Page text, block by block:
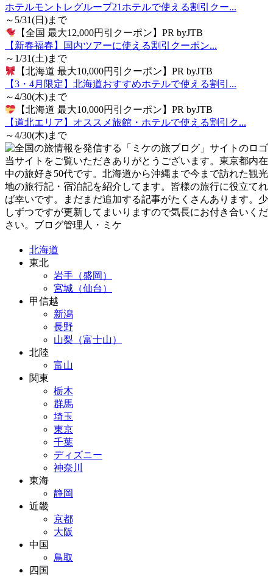
ホテルモントレグループ21ホテルで使える割引クー...
～5/31(日)まで
【全国 最大12,000円引クーポン】PR byJTB
【新春福春】国内ツアーに使える割引クーポン...
～1/31(土)まで
【北海道 最大10,000円引クーポン】PR byJTB
【3・4月限定】北海道おすすめホテルで使える割引...
～4/30(木)まで
【北海道 最大10,000円引クーポン】PR byJTB
【道北エリア】オススメ旅館・ホテルで使える割引ク...
～4/30(木)まで
当サイトをご覧いただきありがとうございます。東京都内在
中の旅好き50代です。北海道から沖縄まで今まで訪れた観光
地の旅行記・宿泊記を紹介してます。皆様の旅行に役立てれ
ば幸いです。まだまだ追加する記事がたくさんあります。少
しずつですが更新してまいりますので気長にお付き合いくだ
さい。ブログ管理人・ミケ
北海道
東北
岩手（盛岡）
宮城（仙台）
甲信越
新潟
長野
山梨（富士山）
北陸
富山
関東
栃木
群馬
埼玉
東京
千葉
ディズニー
神奈川
東海
静岡
近畿
京都
大阪
中国
鳥取
四国